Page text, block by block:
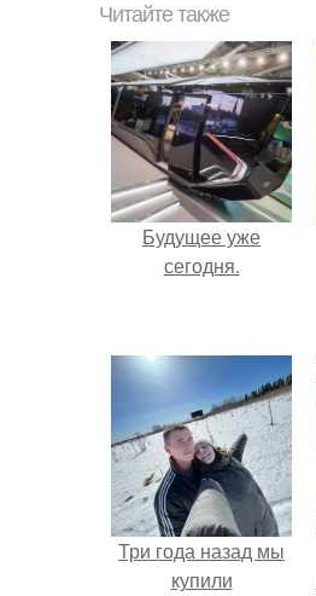
Читайте также
Будущее уже
сегодня.
Три года назад мы
купили